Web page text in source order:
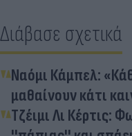
Διάβασε σχετικά
Ναόμι Κάμπελ:
μαθαίνουν κάτι
Τζέιμι Λι Κέρτις: